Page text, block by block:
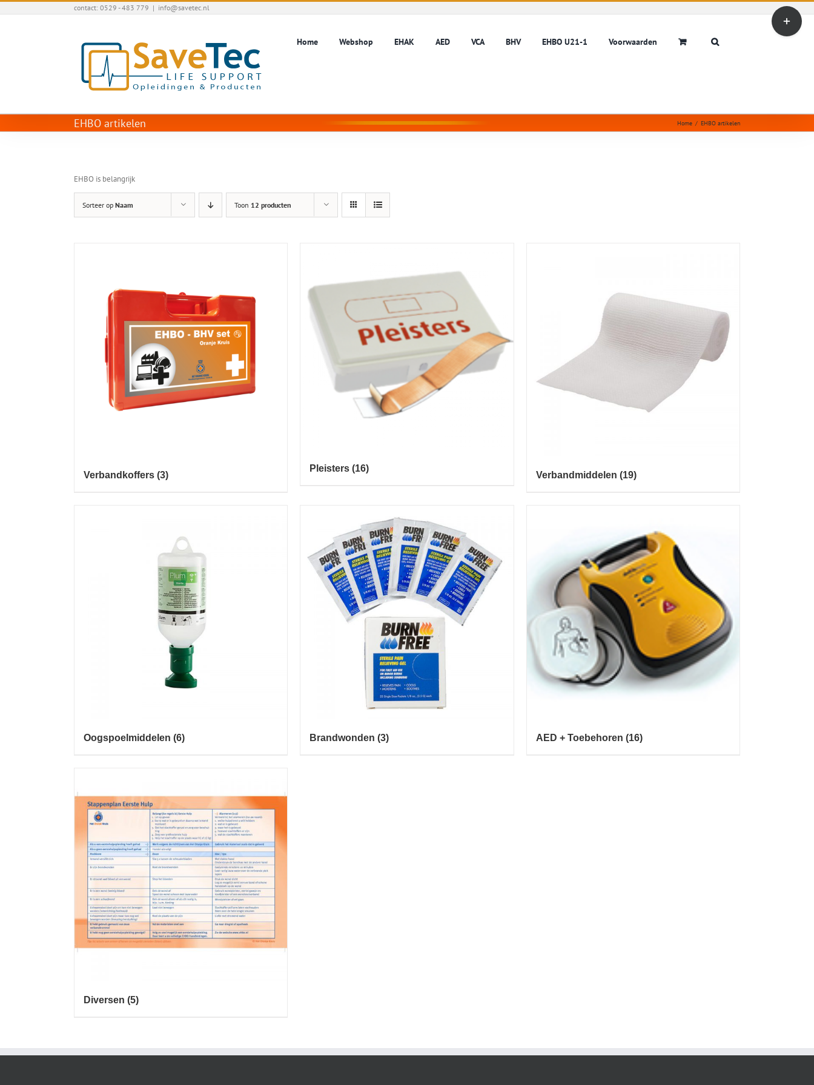
Ga
naar
contact: 0529 - 483 779 | info@savetec.nl
Home Webshop EHAK AED VCA BHV EHBO U21-1 Voorwaarden
EHBO artikelen Home / EHBO artikelen
EHBO is belangrijk
Sorteer op Naam Toon 12 producten
Verbandkoffers (3)
Pleisters(16)
Verbandmiddelen (19)
Oogspoelmiddelen (6) Brandwonden(3) AED + Toebehoren (16)
Diversen (5)
Toggle
Sliding
Bar